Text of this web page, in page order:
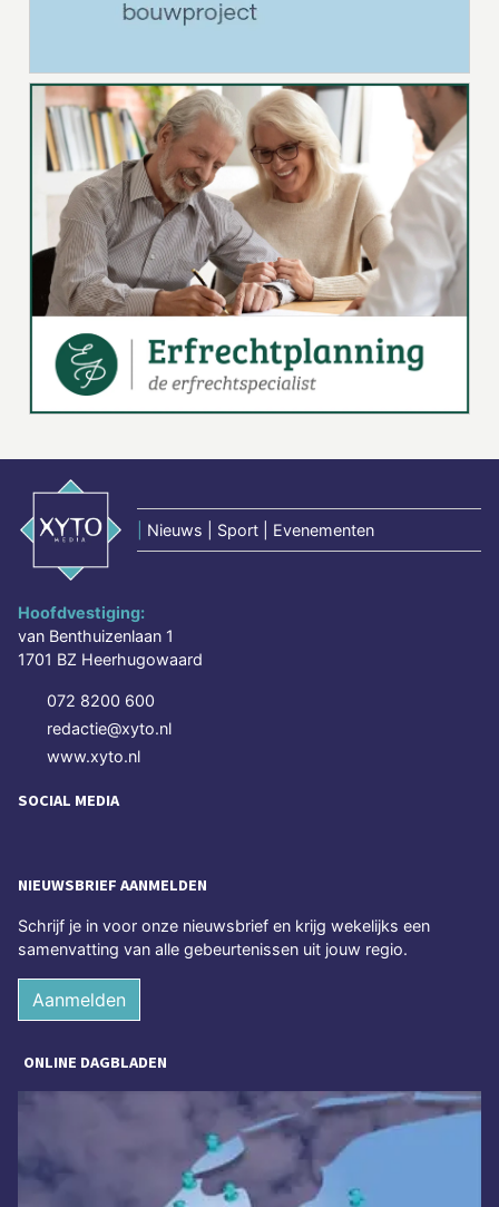
Nieuws | Sport | Evenementen
Hoofdvestiging:
van Benthuizenlaan 1
1701 BZ Heerhugowaard
072 8200 600
redactie@xyto.nl
www.xyto.nl
SOCIAL MEDIA
NIEUWSBRIEF AANMELDEN
Schrijf je in voor onze nieuwsbrief en krijg wekelijks een
samenvatting van alle gebeurtenissen uit jouw regio.
Aanmelden
ONLINE DAGBLADEN